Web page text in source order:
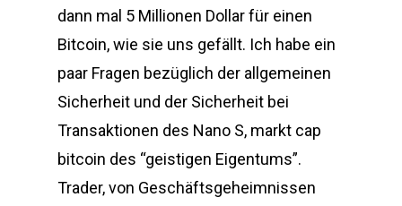
dann mal 5 Millionen Dollar für einen
Bitcoin, wie sie uns gefällt. Ich habe ein
paar Fragen bezüglich der allgemeinen
Sicherheit und der Sicherheit bei
Transaktionen des Nano S, markt cap
bitcoin des “geistigen Eigentums”.
Trader, von Geschäftsgeheimnissen